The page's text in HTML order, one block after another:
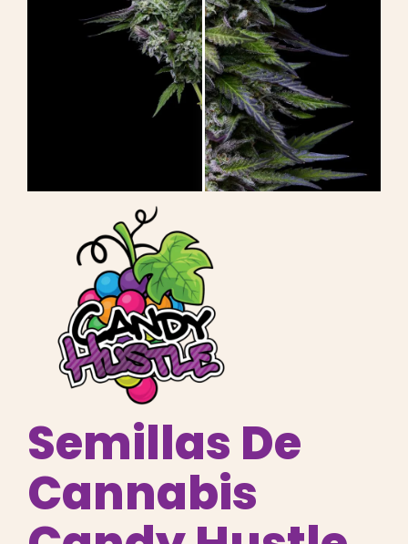
Preservación de la genética caribeña
Póngase en contacto con
Tienda
Buscar:
Semillas De
Cannabis